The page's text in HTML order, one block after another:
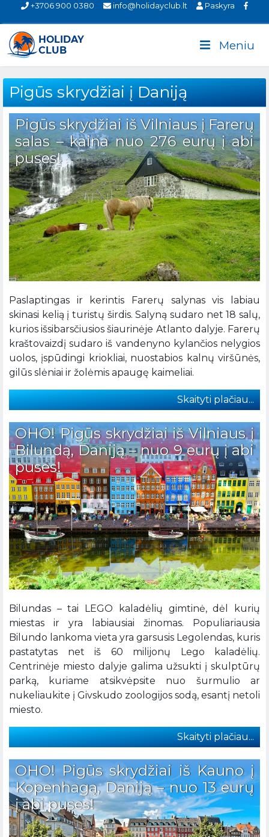
+3706 900 0380 info@holidayclub.lt Paskyra
Meniu
Pigūs skrydžiai į Daniją
Pigūs skrydžiai iš Vilniaus į Farerų
salas – kaina nuo 276 eurų į abi
puses!
Paslaptingas ir kerintis Farerų salynas vis labiau
skinasi kelią į turistų širdis. Salyną sudaro net 18 salų,
kurios išsibarsčiusios šiaurinėje Atlanto dalyje. Farerų
kraštovaizdį sudaro iš vandenyno kylančios nelygios
uolos, įspūdingi kriokliai, nuostabios kalnų viršūnės,
gilūs slėniai ir žolėmis apaugę kaimeliai.
Skaityti plačiau...
OHO! Pigūs skrydžiai iš Vilniaus į
Bilundą, Daniją – nuo 9 eurų į abi
puses!
Bilundas – tai LEGO kaladėlių gimtinė, dėl kurių
miestas ir yra labiausiai žinomas. Populiariausia
Bilundo lankoma vieta yra garsusis Legolendas, kuris
pastatytas net iš 60 milijonų Lego kaladėlių.
Centrinėje miesto dalyje galima užsukti į skulptūrų
parką, kuriame atsikvėpsite nuo šurmulio ar
nukeliaukite į Givskudo zoologijos sodą, esantį netoli
miesto.
Skaityti plačiau...
OHO! Pigūs skrydžiai iš Kauno į
Kopenhagą, Daniją – nuo 13 eurų
į abi puses!